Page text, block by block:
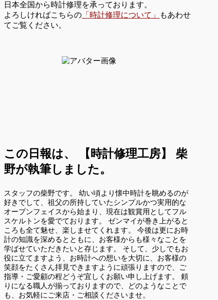
日本全国から時計修理を承っております。
よろしければこちらの 「時計修理について」
もあわせ
てご覧ください。
この日報は、
【時計修理工房】 柴
野が執筆しました。
スタッフの柴野です。 幼い頃より懐中時計を眺めるのが
好きでして、祖父の所持していたシンプルかつ実用的な
オープンフェイスから始まり、現在は観賞用としてフル
スケルトンを愛でております。 ゼンマイが巻き上がると
ころも全て魅せ、楽しませてくれます。 今後は更にお時
計の知識を深めるとともに、お客様からも様々なことを
学ばせていただきたいと存じます。 そして、少しでもお
役に立てますよう、お時計への想いを大切に、お客様の
笑顔をたくさん拝見できますように頑張りますので、ご
指導・ご愛顧の程どうぞ宜しくお願い申し上げます。 頼
りになる職人が揃っておりますので、どのようなことで
も、お気軽にご来店・ご相談くださいませ。